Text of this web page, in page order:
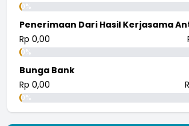
0%
Penerimaan Dari Hasil Kerjasama
Rp 0,00
0%
Bunga Bank
Rp 0,00
0%